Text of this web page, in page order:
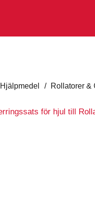
Hjälpmedel / Rollatorer &